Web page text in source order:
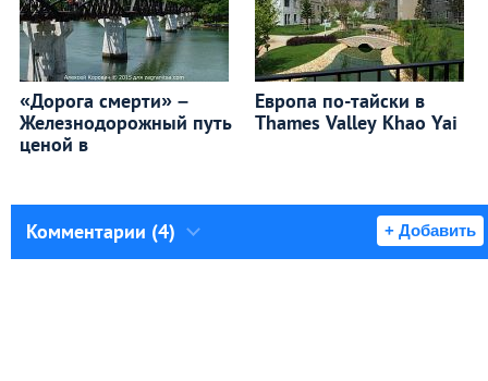
«Дорога смерти» –
Железнодорожный путь
ценой в
Европа по-тайски в
Thames Valley Khao Yai
Комментарии (4) + Добавить